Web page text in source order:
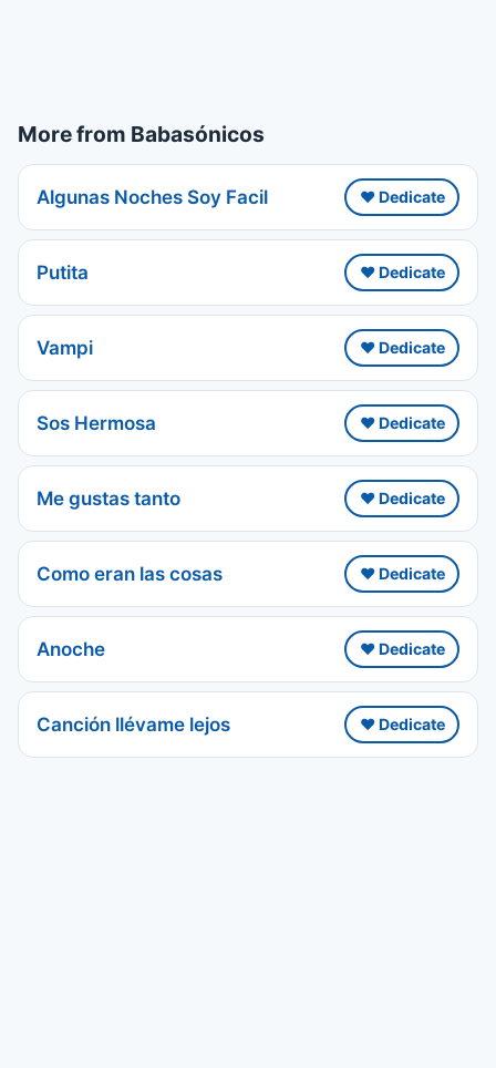
More from Babasónicos
Algunas Noches Soy Facil ❤️ Dedicate
Putita ❤️ Dedicate
Vampi ❤️ Dedicate
Sos Hermosa ❤️ Dedicate
Me gustas tanto ❤️ Dedicate
Como eran las cosas ❤️ Dedicate
Anoche ❤️ Dedicate
Canción llévame lejos ❤️ Dedicate